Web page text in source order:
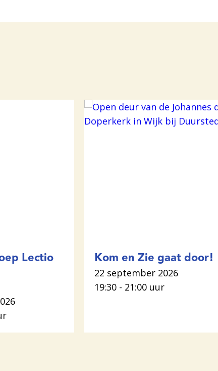
Lectio
Kom en Zie gaat door!
22 september 2026
19:30 - 21:00 uur